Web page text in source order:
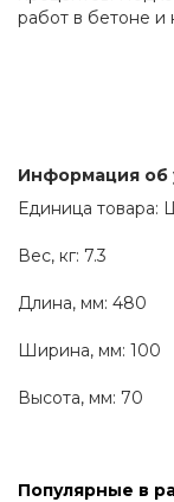
работ в бетоне и
Информация об
Единица товара:
Вес, кг: 7.3
Длина, мм: 480
Ширина, мм: 100
Высота, мм: 70
Популярные в